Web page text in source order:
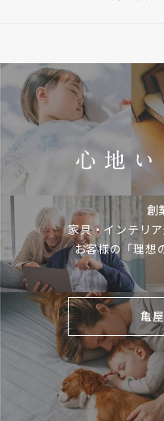
創
家具・インテリ
お客様の「理想
亀